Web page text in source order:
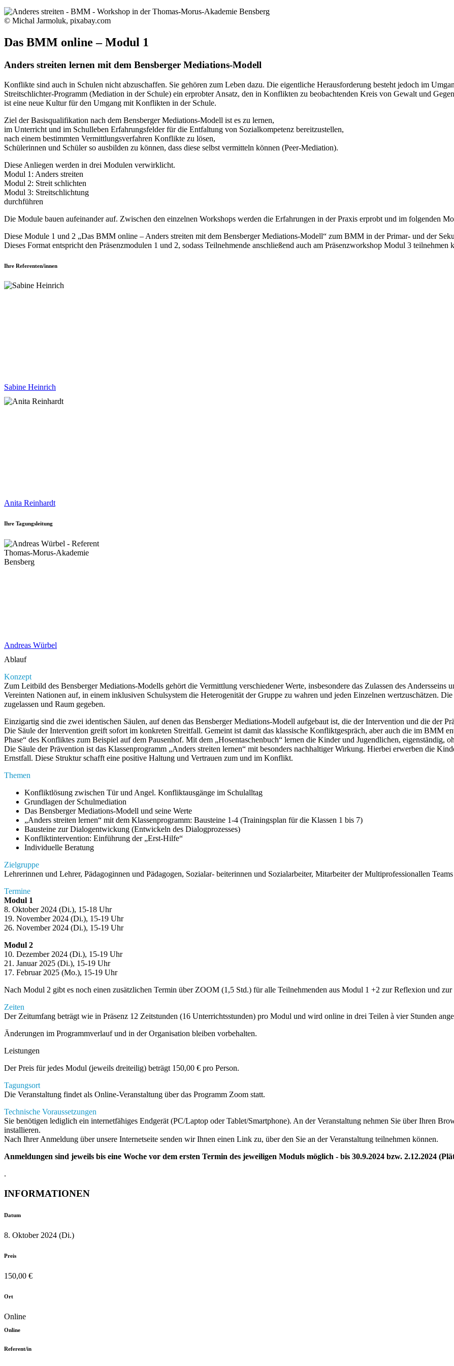
© Michal Jarmoluk, pixabay.com
Das BMM online – Modul 1
Anders streiten lernen mit dem Bensberger Mediations-Modell
Konflikte sind auch in Schulen nicht abzuschaf­fen. Sie gehören zum Leben dazu. Die eigentliche Herausforderung be­steht jedoch im
Streitschlichter-Programm (Mediation in der Schule) ein erprobter Ansatz, den in Konflikten zu beobachtenden Kreis von Gewalt und
ist eine neue Kul­tur für den Umgang mit Konflikten in der Schule.
Ziel der Basisqualifikation nach dem Bensberger Mediations-Modell ist es zu lernen,
im Unterricht und im Schulleben Erfah­rungsfelder für die Entfaltung von Sozialkompetenz bereitzustellen,
nach einem bestimmten Vermitt­lungsverfahren Konflikte zu lösen,
Schülerinnen und Schüler so ausbilden zu können, dass diese selbst vermitteln können (Peer-Mediation).
Diese Anliegen werden in drei Modulen verwirklicht.
Modul 1: Anders streiten
Modul 2: Streit schlichten
Modul 3: Streitschlichtung
durchführen
Die Module bauen aufeinander auf. Zwischen den einzelnen Workshops werden die Erfahrungen in der Praxis erprobt und im folgenden
Diese Module 1 und 2 „Das BMM online – Anders streiten mit dem Bensberger Mediations-Modell“ zum BMM in der Primar- und der
Dieses Format entspricht den Präsenz­modulen 1 und 2, sodass Teilnehmende anschließend auch am Präsenzworkshop Modul 3 teilnehmen
Ihre Referenten/innen
Sabine Heinrich
Anita Reinhardt
Ihre Tagungsleitung
Andreas Würbel
Ablauf
Konzept
Zum Leitbild des Bensberger Mediations-Modells gehört die Vermittlung verschiedener Werte, insbesondere das Zulassen des
Vereinten Nationen auf, in einem inklusiven Schul­system die Heterogenität der Gruppe zu wahren und jeden Einzelnen wertzuschätzen.
zugelassen und Raum gegeben.
Einzigartig sind die zwei identischen Säulen, auf denen das Bensberger Mediations-Modell aufgebaut ist, die der Intervention und die der
Die Säule der Intervention greift sofort im konkreten Streitfall. Gemeint ist damit das klassische Konfliktgespräch, aber auch die im BMM
Phase“ des Konfliktes zum Beispiel auf dem Pausenhof. Mit dem „Hosentaschenbuch“ lernen die Kinder und Jugendlichen, eigenständig,
Die Säule der Prävention ist das Klassenprogramm „Anders streiten lernen“ mit besonders nachhaltiger Wirkung. Hierbei erwerben die
Ernstfall. Diese Struktur schafft eine positive Haltung und Vertrauen zum und im Konflikt.
Themen
Konfliktlösung zwischen Tür und Angel. Konfliktausgänge im Schulalltag
Grundlagen der Schulmediation
Das Bensberger Mediations-Modell und seine Werte
„Anders streiten lernen“ mit dem Klassenprogramm: Bausteine 1-4 (Trainingsplan für die Klassen 1 bis 7)
Bausteine zur Dialogentwickung (Entwickeln des Dialog­prozesses)
Konfliktintervention: Einführung der „Erst-Hilfe“
Individuelle Beratung
Zielgruppe
Lehrerinnen und Lehrer, Pädagoginnen und Pädagogen, Sozialar- beiterinnen und Sozialarbeiter, Mitarbeiter der Multiprofessionallen
Termine
Modul 1
8. Oktober 2024 (Di.), 15-18 Uhr
19. November 2024 (Di.), 15-19 Uhr
26. November 2024 (Di.), 15-19 Uhr
Modul 2
10. Dezember 2024 (Di.), 15-19 Uhr
21. Januar 2025 (Di.), 15-19 Uhr
17. Februar 2025 (Mo.), 15-19 Uhr
Nach Modul 2 gibt es noch einen zusätzlichen Termin über ZOOM (1,5 Std.) für alle Teilnehmenden aus Modul 1 +2 zur Reflexion und zur
Zeiten
Der Zeitumfang beträgt wie in Präsenz 12 Zeitstunden (16 Unterrichtsstunden) pro Modul und wird online in drei Teilen à vier Stunden
Änderungen im Programmverlauf und in der Organisation bleiben vorbehalten.
Leistungen
Der Preis für jedes Modul (jeweils dreiteilig) beträgt 150,00 € pro Person.
Tagungsort
Die Veranstaltung findet als Online-Veranstaltung über das Programm Zoom statt.
Technische Voraussetzungen
Sie benötigen lediglich ein internetfähiges Endgerät (PC/Laptop oder Tablet/Smartphone). An der Veranstaltung nehmen Sie über Ihren
installieren.
Nach Ihrer Anmeldung über unsere Internetseite senden wir Ihnen einen Link zu, über den Sie an der Veranstaltung teilnehmen können.
Anmeldungen sind jeweils bis eine Woche vor dem ersten Termin des jeweiligen Moduls möglich - bis 30.9.2024 bzw. 2.12.2024
.
INFORMATIONEN
Datum
8. Oktober 2024 (Di.)
Preis
150,00 €
Ort
Online
Online
Referent/in